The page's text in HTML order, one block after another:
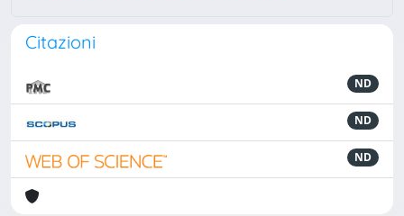
Citazioni
ND
ND
ND